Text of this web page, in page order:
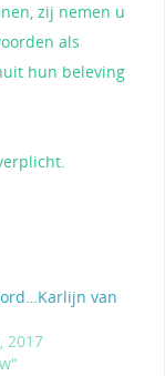
zij nemen u
als
hun beleving
van
2017